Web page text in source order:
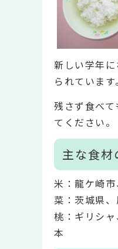
新しい学年
られています。
残さず食べ
てください。
主な食材
米：龍ケ崎
菜：茨城県
桃：ギリシ
本